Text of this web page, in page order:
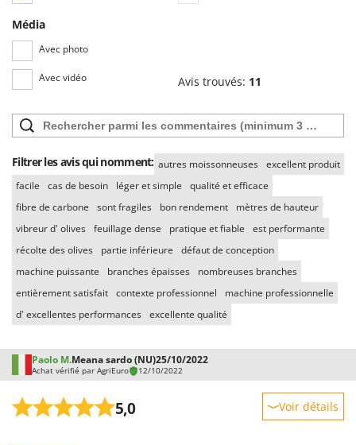
Média
Avec photo
Avec vidéo Avis trouvés: 11
Filtrer les avis qui nomment: autres moissonneuses
excellent produit
facile
cas de besoin léger et simple
qualité et efficace
fibre de carbone
sont fragiles bon rendement
mètres de hauteur
vibreur d' olives feuillage dense pratique et fiable
est performante
récolte des olives
partie inférieure
défaut de conception
machine puissante
branches épaisses
nombreuses branches
entièrement satisfait contexte professionnel
machine professionnelle
d' excellentes performances excellente qualité
Paolo M.Meana sardo (NU)25/10/2022
Achat vérifié par AgriEuro 12/10/2022
5,0 Voir détails